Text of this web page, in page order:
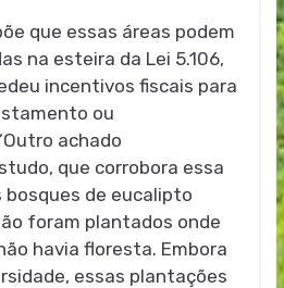
que essas áreas podem
na esteira da Lei 5.106,
incentivos fiscais para
ou
achado
que corrobora essa
bosques de eucalipto
foram plantados onde
havia floresta. Embora
essas plantações